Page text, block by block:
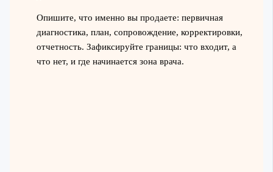
Опишите, что именно вы продаете: первичная
диагностика, план, сопровождение, корректировки,
отчетность. Зафиксируйте границы: что входит, а
что нет, и где начинается зона врача.